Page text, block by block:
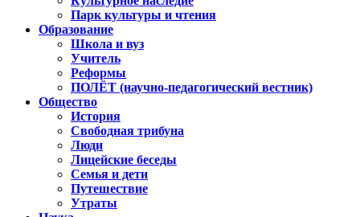
Парк культуры и чтения
Образование
Школа и вуз
Учитель
Реформы
ПОЛЁТ (научно-педагогический вестник)
Общество
История
Свободная трибуна
Люди
Лицейские беседы
Семья и дети
Путешествие
Утраты